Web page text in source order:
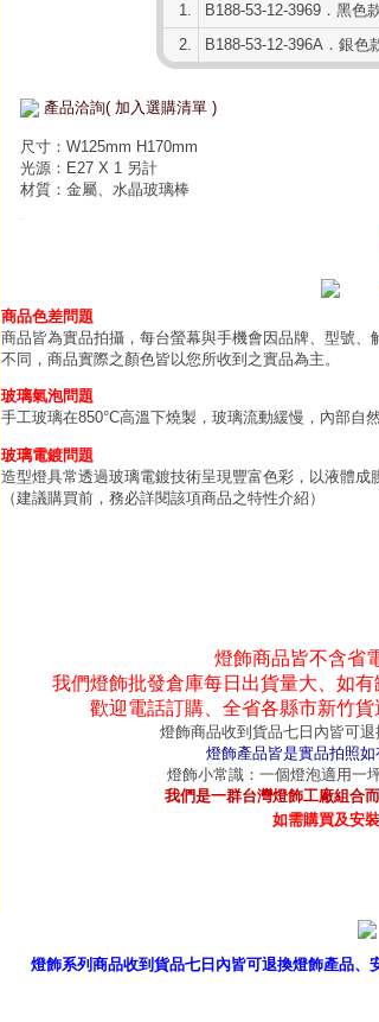
1.
B188-53-12-3969．黑色
2.
B188-53-12-396A．銀色
產品洽詢( 加入選購清單 )
尺寸：W125mm H170mm
光源：E27 X 1 另計
材質：金屬、水晶玻璃棒
商品色差問題
商品皆為實品拍攝，每台螢幕與手機會因品牌、型號
不同，商品實際之顏色皆以您所收到之實品為主。
玻璃氣泡問題
手工玻璃在850°C高溫下燒製，玻璃流動緩慢，內部自
玻璃電鍍問題
造型燈具常透過玻璃電鍍技術呈現豐富色彩，以液體
（建議購買前，務必詳閱該項商品之特性介紹）
燈飾商品皆不含省
我們燈飾批發倉庫每日出貨量大、如
歡迎電話訂購、全省各縣市新竹
燈飾商品收到貨品七日內皆可
燈飾產品皆是實品拍照
燈飾小常識：一個燈泡適用一
我們是一群台灣燈飾工廠組合
如需購買及安
燈飾系列商品收到貨品七日內皆可退換燈飾產品